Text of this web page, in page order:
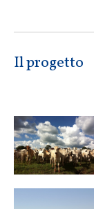
Il progetto